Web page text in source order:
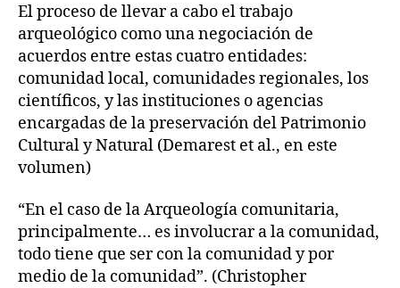
El proceso de llevar a cabo el trabajo
arqueológico como una negociación de
acuerdos entre estas cuatro entidades:
comunidad local, comunidades regionales, los
científicos, y las instituciones o agencias
encargadas de la preservación del Patrimonio
Cultural y Natural (Demarest et al., en este
volumen)
“En el caso de la Arqueología comunitaria,
principalmente… es involucrar a la comunidad,
todo tiene que ser con la comunidad y por
medio de la comunidad”. (Christopher